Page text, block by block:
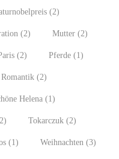
(2)
(2) Mutter (2)
(2) Pferde (1)
Romantik (2)
Helena (1)
Tokarczuk (2)
(1) Weihnachten (3)